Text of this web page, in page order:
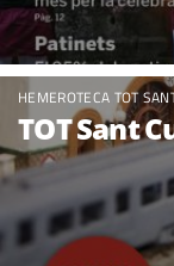
HEMEROTECA TOT
TOT Sant